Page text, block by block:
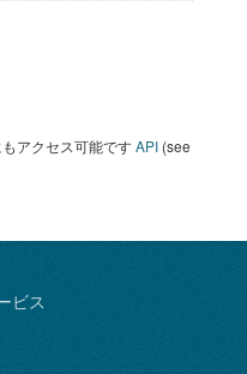
アクセス可能ですAPI (see
ビス